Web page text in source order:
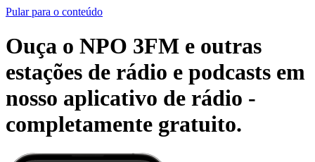
Pular para o conteúdo
Ouça o NPO 3FM e outras
estações de rádio e podcasts em
nosso aplicativo de rádio -
completamente gratuito.